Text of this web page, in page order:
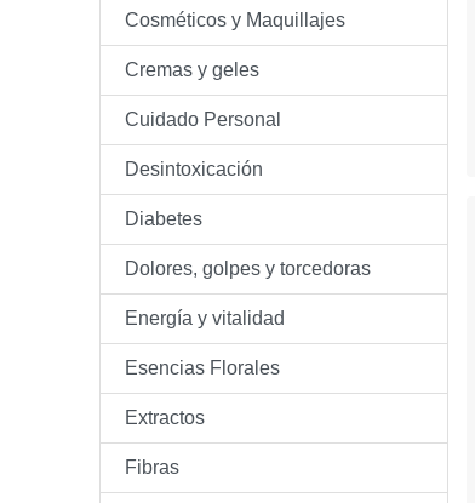
Cosméticos y Maquillajes
Cremas y geles
Cuidado Personal
Desintoxicación
Diabetes
Dolores, golpes y torcedoras
Energía y vitalidad
Esencias Florales
Extractos
Fibras